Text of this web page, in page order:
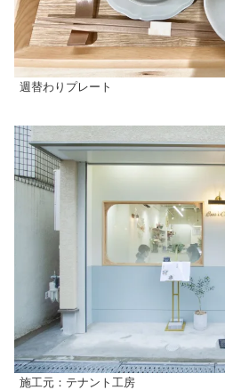
週替わりプレート
施工元：テナント工房